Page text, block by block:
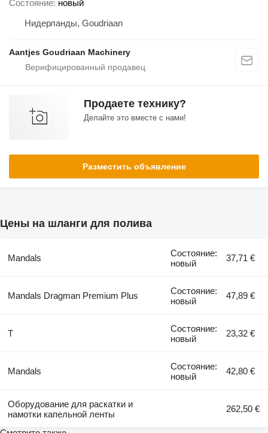
Состояние новый
Нидерланды, Goudriaan
Aantjes Goudriaan Machinery
Продаете технику?
Делайте это вместе с нами!
Разместить объявление
Цены на шланги для полива
Mandals
Состояние:
новый
37,71 €
Mandals Dragman Premium Plus
Состояние:
новый
47,89 €
Т
Состояние:
новый
23,32 €
Mandals
Состояние:
новый
42,80 €
Оборудование для раскатки и
намотки капельной ленты
262,50 €